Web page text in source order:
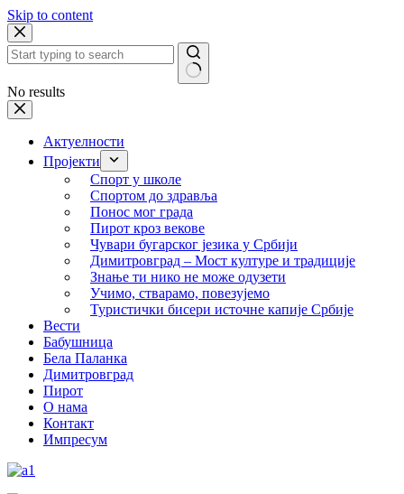
Skip to content
No results
Актуелности
Пројекти
Спорт у школе
Спортом до здравља
Понос мог града
Пирот кроз векове
Чувари бугарског језика у Србији
Димитровград – Мост културе и традиције
Знање ти нико не може одузети
Учимо, стварамо, повезујемо
Туристички бисери источне капије Србије
Вести
Бабушница
Бела Паланка
Димитровград
Пирот
О нама
Контакт
Импресум